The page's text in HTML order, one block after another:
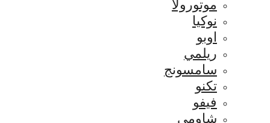
موتورولا
نوكيا
اوبو
ريلمي
سامسونج
تكنو
فيفو
شاومي